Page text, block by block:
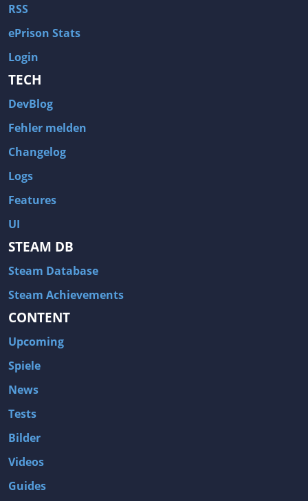
RSS
ePrison Stats
Login
TECH
DevBlog
Fehler melden
Changelog
Logs
Features
UI
STEAM DB
Steam Database
Steam Achievements
CONTENT
Upcoming
Spiele
News
Tests
Bilder
Videos
Guides